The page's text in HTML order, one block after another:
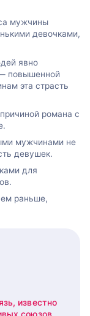
мужчины
девочками,
явно
повышенной
эта страсть
романа с
мужчинами не
девушек.
для
раньше,
известно